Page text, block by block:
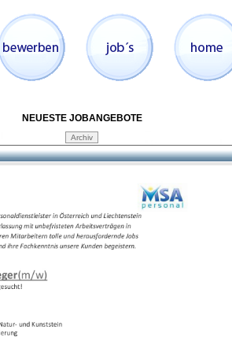
NEUESTE JOBANGEBOTE